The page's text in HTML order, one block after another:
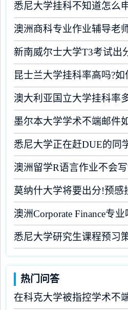
悉尼大学挂科不知道怎么
澳洲商科专业作业辅导老
新南威尔士大学T3考试出
昆士兰大学挂科率高吗?如
澳大利亚国立大学挂科率
墨尔本大学学术不端邮件
悉尼大学正在赶DUE的同
莫纳什大学将要出分!预感
澳洲Corporate Finance专
悉尼大学研究生课程预习
热门问答
在科克大学被指控学术不